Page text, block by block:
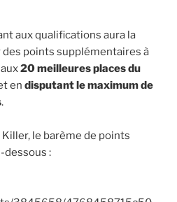
aux qualifications aura la
points supplémentaires à
20 meilleures places du
en disputant le maximum de
.
le barème de points
: